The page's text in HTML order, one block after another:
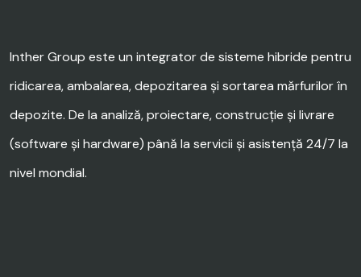
Inther Group este un integrator de sisteme hibride pentru
ridicarea, ambalarea, depozitarea și sortarea mărfurilor în
depozite. De la analiză, proiectare, construcție și livrare
(software și hardware) până la servicii și asistență 24/7 la
nivel mondial.